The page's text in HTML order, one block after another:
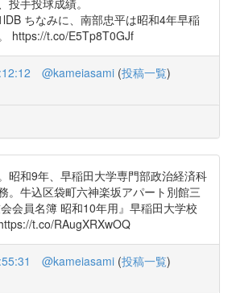
投手投球成績。
ちなみに、南部忠平は昭和4年早稲
https://t.co/E5Tp8T0GJf
@kameiasami (投稿一覧)
和9年、早稲田大学専門部政治経済科
。牛込区袋町六神楽坂アパート別館三
会員名簿 昭和10年用』早稲田大学校
t.co/RAugXRXwOQ
@kameiasami (投稿一覧)